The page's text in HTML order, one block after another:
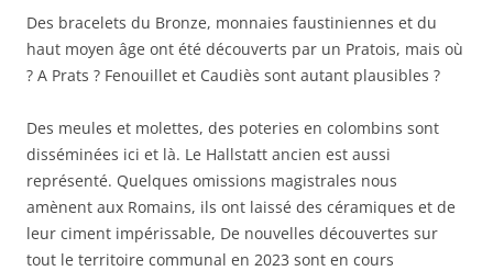
Des bracelets du Bronze, monnaies faustiniennes et du
haut moyen âge ont été découverts par un Pratois, mais où
? A Prats ? Fenouillet et Caudiès sont autant plausibles ?
Des meules et molettes, des poteries en colombins sont
disséminées ici et là. Le Hallstatt ancien est aussi
représenté. Quelques omissions magistrales nous
amènent aux Romains, ils ont laissé des céramiques et de
leur ciment impérissable, De nouvelles découvertes sur
tout le territoire communal en 2023 sont en cours